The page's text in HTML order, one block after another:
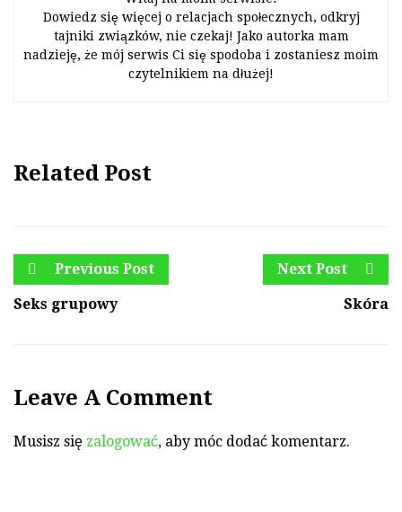
Dowiedz się więcej o relacjach społecznych, odkryj
tajniki związków, nie czekaj! Jako autorka mam
nadzieję, że mój serwis Ci się spodoba i zostaniesz moim
czytelnikiem na dłużej!
Related Post
Previous Post
Seks grupowy
Next Post
Skóra
Leave A Comment
Musisz się zalogować, aby móc dodać komentarz.